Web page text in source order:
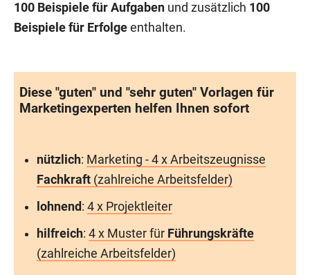
100 Beispiele für Aufgaben und zusätzlich 100
Beispiele für Erfolge enthalten.
Diese "guten" und "sehr guten" Vorlagen für
Marketingexperten helfen Ihnen sofort
nützlich: Marketing - 4 x Arbeitszeugnisse
Fachkraft (zahlreiche Arbeitsfelder)
lohnend : 4 x Projektleiter
hilfreich: 4 x Muster für Führungskräfte
(zahlreiche Arbeitsfelder)